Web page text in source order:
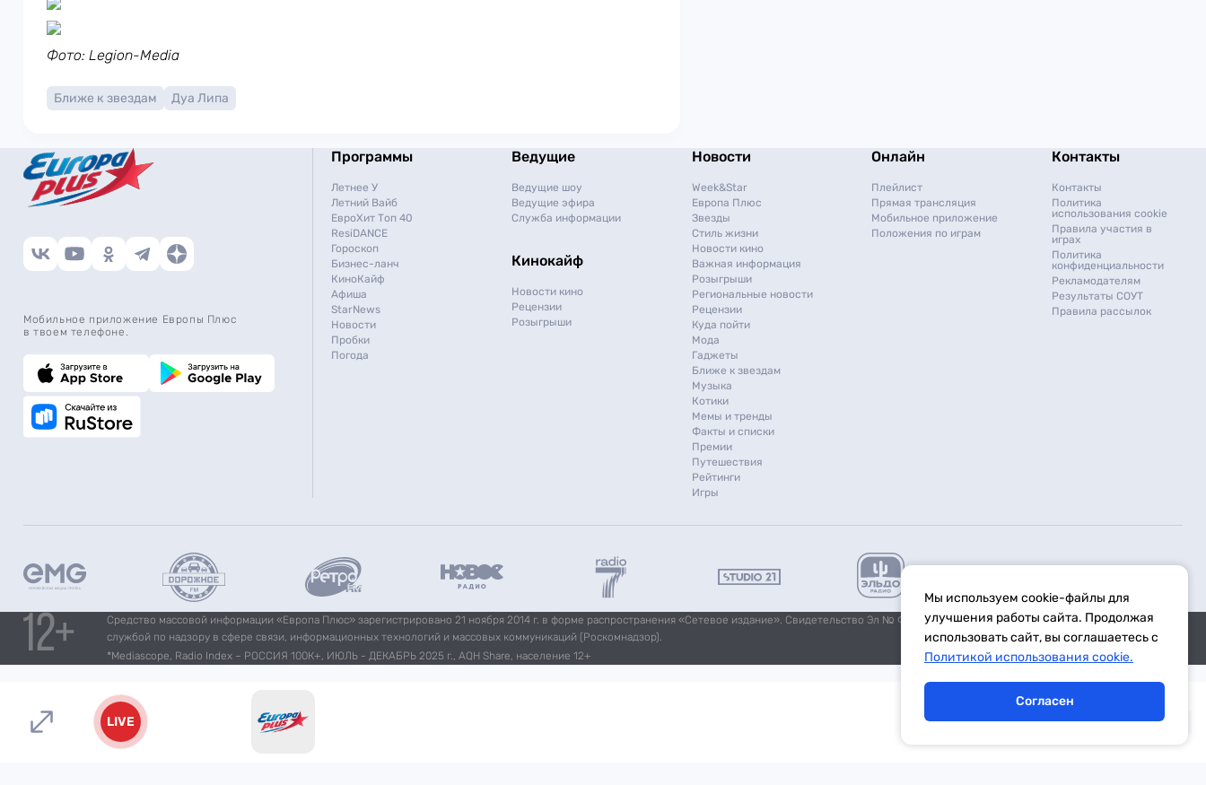
Фото: Legion-Media
Ближе к звездам Дуа Липа
Мобильное приложение Европы Плюс
в твоем телефоне.
Программы
Летнее У
Летний Вайб
ЕвроХит Топ 40
ResiDANCE
Гороскоп
Бизнес-ланч
КиноКайф
Афиша
StarNews
Новости
Пробки
Погода
Ведущие
Ведущие шоу
Ведущие эфира
Служба информации
Кинокайф
Новости кино
Рецензии
Розыгрыши
Новости
Week&Star
Европа Плюс
Звезды
Стиль жизни
Новости кино
Важная информация
Розыгрыши
Региональные новости
Рецензии
Куда пойти
Мода
Гаджеты
Ближе к звездам
Музыка
Котики
Мемы и тренды
Факты и списки
Премии
Путешествия
Рейтинги
Игры
Онлайн
Плейлист
Прямая трансляция
Мобильное приложение
Положения по играм
Контакты
Контакты
Политика
использования cookie
Правила участия в
играх
Политика
конфиденциальности
Рекламодателям
Результаты СОУТ
Правила рассылок
Средство массовой информации «Европа Плюс» зарегистрировано 21 ноября 2014 г. в форме распространения «Сетевое издание». Свидетельство Эл № ФС77-59972 от 21.11.2014 выдано Федеральной
службой по надзору в сфере связи, информационных технологий и массовых коммуникаций (Роскомнадзор).
*Mediascope, Radio Index – РОССИЯ 100К+, ИЮЛЬ - ДЕКАБРЬ 2025 г., AQH Share, население 12+
LIVE
Мы используем cookie-файлы для
улучшения работы сайта. Продолжая
использовать сайт, вы соглашаетесь с
Политикой использования cookie.
Согласен